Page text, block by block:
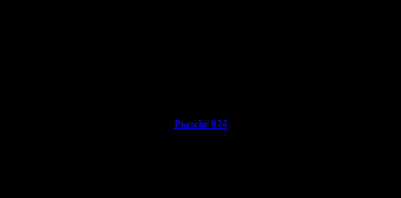
Porsche 924